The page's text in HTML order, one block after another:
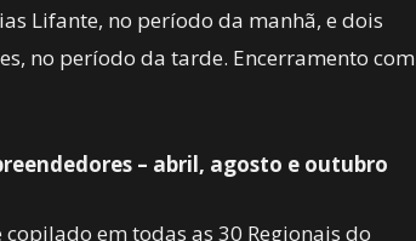
Lifante, no período da manhã, e dois
no período da tarde. Encerramento com
– abril, agosto e outubro
em todas as 30 Regionais do